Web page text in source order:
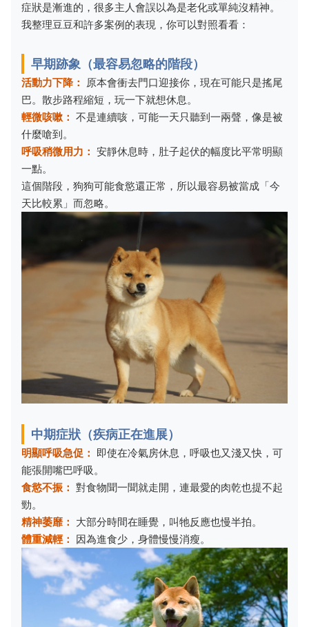
症狀是漸進的，很多主人會誤以為是老化或單純沒精神。
我整理豆豆和許多案例的表現，你可以對照看看：
早期跡象（最容易忽略的階段）
活動力下降： 原本會衝去門口迎接你，現在可能只是搖尾
巴。散步路程縮短，玩一下就想休息。
輕微咳嗽： 不是連續咳，可能一天只聽到一兩聲，像是被
什麼嗆到。
呼吸稍微用力： 安靜休息時，肚子起伏的幅度比平常明顯
一點。
這個階段，狗狗可能食慾還正常，所以最容易被當成「今
天比較累」而忽略。
中期症狀（疾病正在進展）
明顯呼吸急促： 即使在冷氣房休息，呼吸也又淺又快，可
能張開嘴巴呼吸。
食慾不振： 對食物聞一聞就走開，連最愛的肉乾也提不起
勁。
精神萎靡： 大部分時間在睡覺，叫牠反應也慢半拍。
體重減輕： 因為進食少，身體慢慢消瘦。